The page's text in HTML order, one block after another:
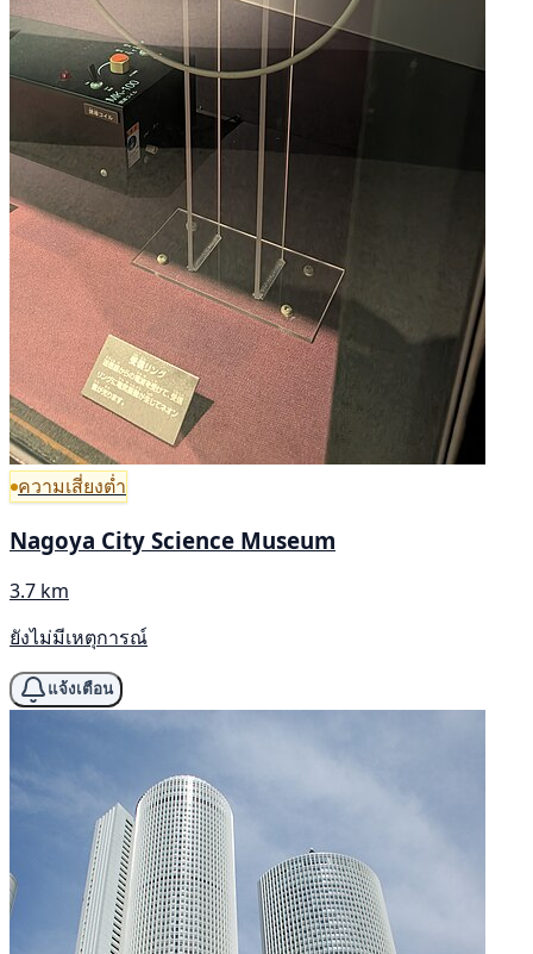
ความเสี่ยงต่ำ
Nagoya City Science Museum
3.7 km
ยังไม่มีเหตุการณ์
แจ้งเตือน